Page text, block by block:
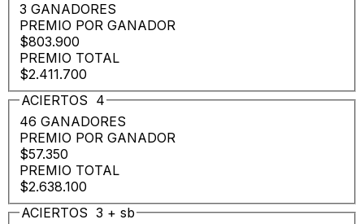
3 GANADORES
PREMIO POR GANADOR
$803.900
PREMIO TOTAL
$2.411.700
ACIERTOS 4
46 GANADORES
PREMIO POR GANADOR
$57.350
PREMIO TOTAL
$2.638.100
ACIERTOS 3 + sb